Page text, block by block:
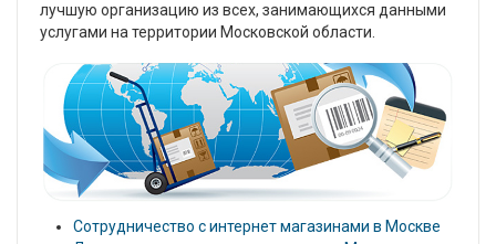
лучшую организацию из всех, занимающихся данными
услугами на территории Московской области.
Сотрудничество с интернет магазинами в Москве